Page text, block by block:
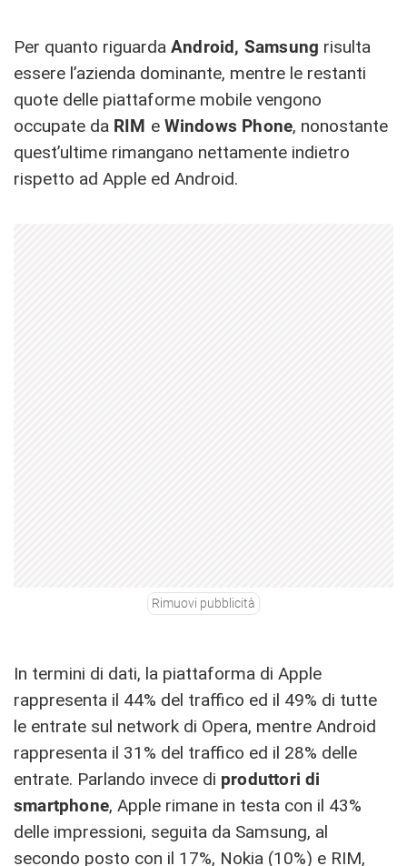
Per quanto riguarda Android, Samsung risulta
essere l’azienda dominante, mentre le restanti
quote delle piattaforme mobile vengono
occupate da RIM e Windows Phone, nonostante
quest’ultime rimangano nettamente indietro
rispetto ad Apple ed Android.
Rimuovi pubblicità
In termini di dati, la piattaforma di Apple
rappresenta il 44% del traffico ed il 49% di tutte
le entrate sul network di Opera, mentre Android
rappresenta il 31% del traffico ed il 28% delle
entrate. Parlando invece di produttori di
smartphone, Apple rimane in testa con il 43%
delle impressioni, seguita da Samsung, al
secondo posto con il 17%, Nokia (10%) e RIM,